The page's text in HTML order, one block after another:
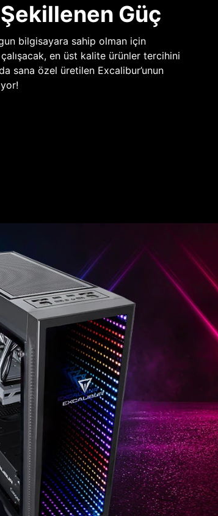
Güç
bilgisayara sahip olman için
en üst kalite ürünler tercihini
sana özel üretilen Excalibur’unun